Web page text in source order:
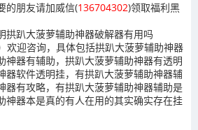
的朋友请加威信(136704302)领取福利黑
拱趴大菠萝辅助神器破解器有用吗
欢迎咨询，具体包括拱趴大菠萝辅助神器
神器有辅助，拱趴大菠萝辅助神器有透明
器软件透明挂，有拱趴大菠萝辅助神器辅
器有攻略，有拱趴大菠萝辅助神器辅助是
神器本是真的有人在用的其实确实存在挂